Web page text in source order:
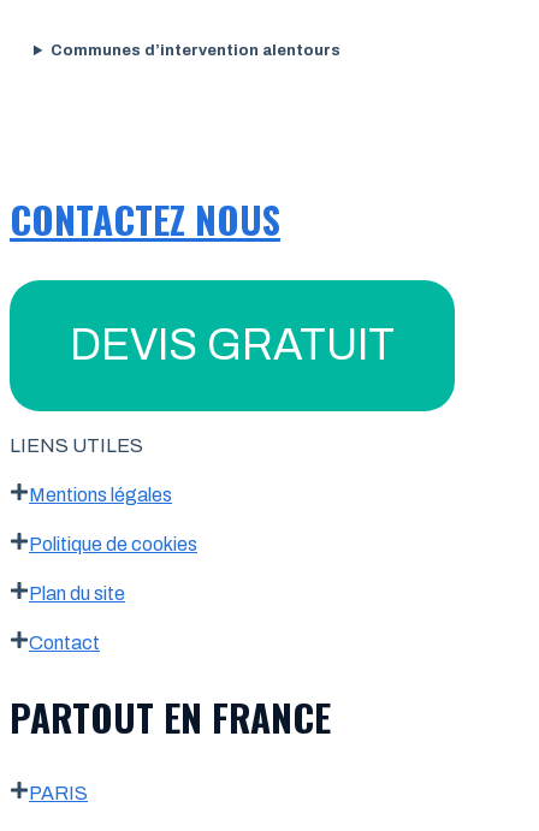
Communes d’intervention alentours
CONTACTEZ NOUS
DEVIS GRATUIT
LIENS UTILES
Mentions légales
Politique de cookies
Plan du site
Contact
PARTOUT EN FRANCE
PARIS